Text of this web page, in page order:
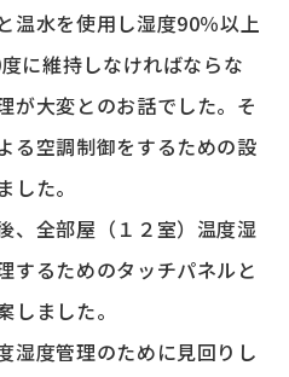
温水を使用し湿度90％以上
に維持しなければならな
が大変とのお話でした。そ
る空調制御をするための設
た。
、全部屋（１２室）温度湿
するためのタッチパネルと
しました。
湿度管理のために見回りし